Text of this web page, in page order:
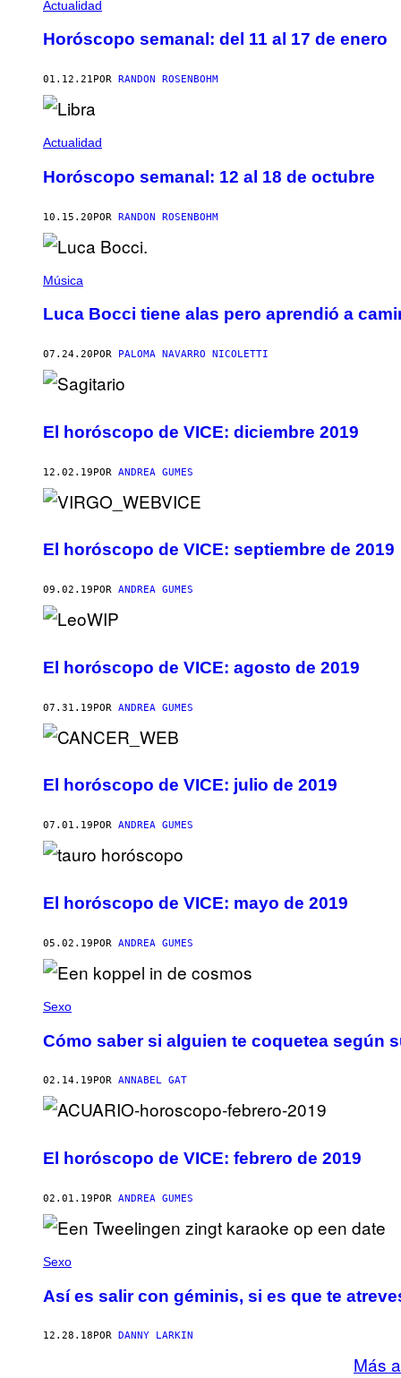
Actualidad
Horóscopo semanal: del 11 al 17 de enero
01.12.21 POR RANDON ROSENBOHM
Actualidad
Horóscopo semanal: 12 al 18 de octubre
10.15.20POR RANDON ROSENBOHM
Música
Luca Bocci tiene alas pero aprendió a
07.24.20 POR PALOMA NAVARRO NICOLETTI
El horóscopo de VICE: diciembre 2019
12.02.19POR ANDREA GUMES
El horóscopo de VICE: septiembre de 2019
09.02.19 POR ANDREA GUMES
El horóscopo de VICE: agosto de 2019
07.31.19POR ANDREA GUMES
El horóscopo de VICE: julio de 2019
07.01.19 POR ANDREA GUMES
El horóscopo de VICE: mayo de 2019
05.02.19POR ANDREA GUMES
Sexo
Cómo saber si alguien te coquetea según
02.14.19 POR ANNABEL GAT
El horóscopo de VICE: febrero de 2019
02.01.19POR ANDREA GUMES
Sexo
Así es salir con géminis, si es que te
12.28.18 POR DANNY LARKIN
Más